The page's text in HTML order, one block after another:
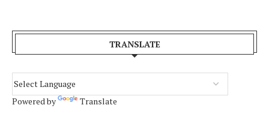
TRANSLATE
Powered by